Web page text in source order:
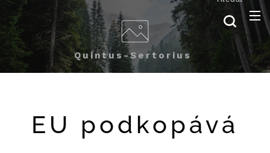
Quintus-Sertorius
EU podkopává